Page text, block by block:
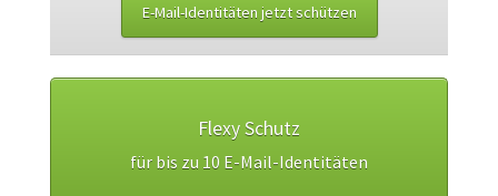
E-Mail-Identitäten jetzt schützen
Flexy Schutz
für bis zu 10 E-Mail-Identitäten